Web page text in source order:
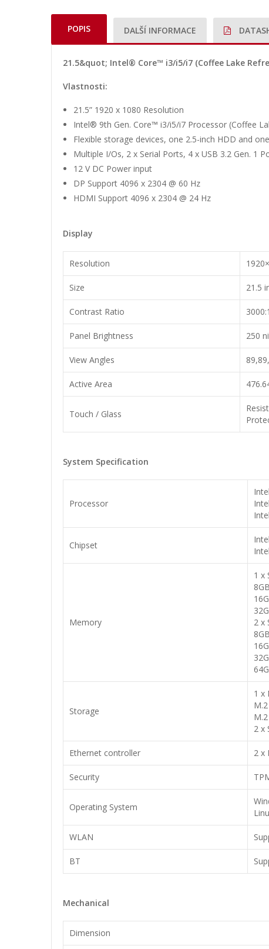
POPIS DALŠÍ INFORMACE
21.5&quot; Intel® Core™ i3/i5/i7 (Coffee Lake
Vlastnosti:
21.5” 1920 x 1080 Resolution
Intel® 9th Gen. Core™ i3/i5/i7 Processor (Coffee
Flexible storage devices, one 2.5-inch HDD and
Multiple I/Os, 2 x Serial Ports, 4 x USB 3.2 Gen. 1
12 V DC Power input
DP Support 4096 x 2304 @ 60 Hz
HDMI Support 4096 x 2304 @ 24 Hz
Display
Resolution
Size 21.5
Contrast Ratio 3000:1
Panel Brightness 250
View Angles
Active Area
Touch / Glass
System Specification
Processor
Chipset
Memory
1 x
2 x
Storage
1 x
2 x
Ethernet controller 2 x
Security
Operating System
WLAN
BT
Mechanical
Dimension